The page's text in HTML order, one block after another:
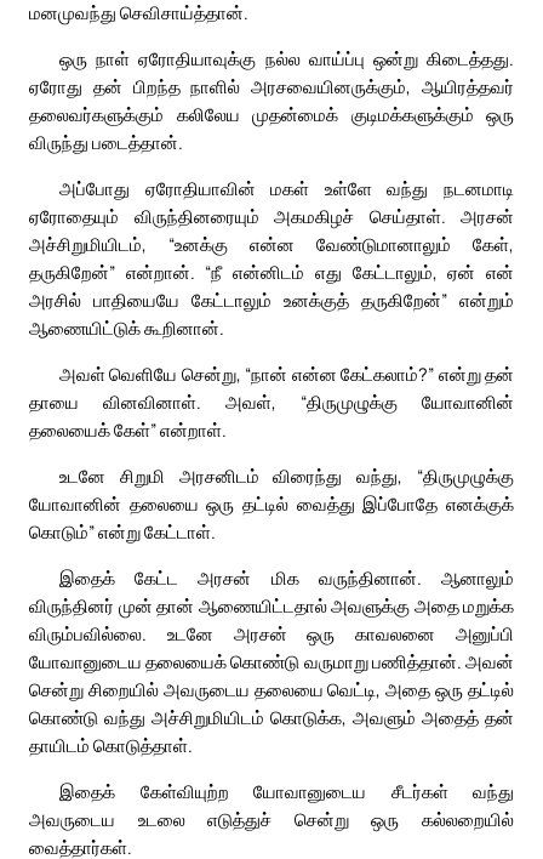
மனமுவந்து செவிசாய்த்தான்.
ஒரு நாள் ஏரோதியாவுக்கு நல்ல வாய்ப்பு ஒன்று கிடைத்தது.
ஏரோது தன் பிறந்த நாளில் அரசவையினருக்கும், ஆயிரத்தவர்
தலைவர்களுக்கும் கலிலேய முதன்மைக் குடிமக்களுக்கும் ஒரு
விருந்து படைத்தான்.
அப்போது ஏரோதியாவின் மகள் உள்ளே வந்து நடனமாடி
ஏரோதையும் விருந்தினரையும் அகமகிழச் செய்தாள். அரசன்
அச்சிறுமியிடம், “உனக்கு என்ன வேண்டுமானாலும் கேள்,
தருகிறேன்” என்றான். “நீ என்னிடம் எது கேட்டாலும், ஏன் என்
அரசில் பாதியையே கேட்டாலும் உனக்குத் தருகிறேன்” என்றும்
ஆணையிட்டுக் கூறினான்.
அவள் வெளியே சென்று, “நான் என்ன கேட்கலாம்?” என்று தன்
தாயை வினவினாள். அவள், “திருமுழுக்கு யோவானின்
தலையைக் கேள்” என்றாள்.
உடனே சிறுமி அரசனிடம் விரைந்து வந்து, “திருமுழுக்கு
யோவானின் தலையை ஒரு தட்டில் வைத்து இப்போதே எனக்குக்
கொடும்” என்று கேட்டாள்.
இதைக் கேட்ட அரசன் மிக வருந்தினான். ஆனாலும்
விருந்தினர் முன் தான் ஆணையிட்டதால் அவளுக்கு அதை மறுக்க
விரும்பவில்லை. உடனே அரசன் ஒரு காவலனை அனுப்பி
யோவானுடைய தலையைக் கொண்டு வருமாறு பணித்தான். அவன்
சென்று சிறையில் அவருடைய தலையை வெட்டி, அதை ஒரு தட்டில்
கொண்டு வந்து அச்சிறுமியிடம் கொடுக்க, அவளும் அதைத் தன்
தாயிடம் கொடுத்தாள்.
இதைக் கேள்வியுற்ற யோவானுடைய சீடர்கள் வந்து
அவருடைய உடலை எடுத்துச் சென்று ஒரு கல்லறையில்
வைத்தார்கள்.